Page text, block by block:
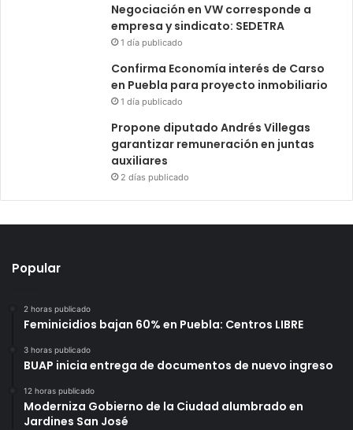
Negociación en VW corresponde a
empresa y sindicato: SEDETRA
1 día publicado
Confirma Economía interés de Carso
en Puebla para proyecto inmobiliario
1 día publicado
Propone diputado Andrés Villegas
garantizar remuneración en juntas
auxiliares
2 días publicado
Popular
2 horas publicado
Feminicidios bajan 60% en Puebla: Centros LIBRE
3 horas publicado
BUAP inicia entrega de documentos de nuevo ingreso
12 horas publicado
Moderniza Gobierno de la Ciudad alumbrado en
Jardines San José